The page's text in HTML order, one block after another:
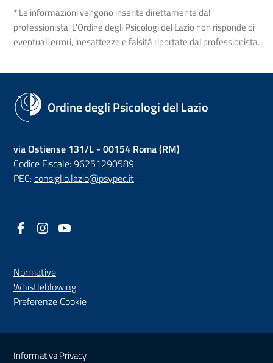
* Le informazioni vengono inserite direttamente dal
professionista. L'Ordine degli Psicologi del Lazio non risponde di
eventuali errori, inesattezze e falsità riportate dal professionista.
Ordine degli Psicologi del Lazio
via Ostiense 131/L - 00154 Roma (RM)
Codice Fiscale: 96251290589
PEC:consiglio.lazio@psypec.it
Facebook
(nuova scheda - new tab)
Instagram
(nuova scheda - new tab)
Normative
Whistleblowing(nuova scheda - new tab)
Preferenze Cookie
Sezione Link Utili
Informativa Privacy